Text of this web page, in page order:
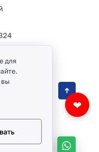
❤
комплектующих
©
для
вы